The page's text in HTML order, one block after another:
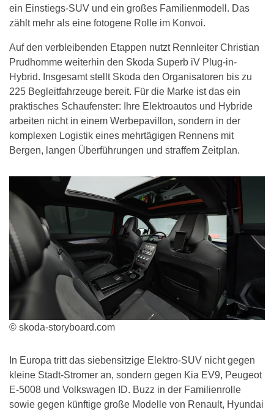
ein Einstiegs-SUV und ein großes Familienmodell. Das
zählt mehr als eine fotogene Rolle im Konvoi.
Auf den verbleibenden Etappen nutzt Rennleiter Christian
Prudhomme weiterhin den Skoda Superb iV Plug-in-
Hybrid. Insgesamt stellt Skoda den Organisatoren bis zu
225 Begleitfahrzeuge bereit. Für die Marke ist das ein
praktisches Schaufenster: Ihre Elektroautos und Hybride
arbeiten nicht in einem Werbepavillon, sondern in der
komplexen Logistik eines mehrtägigen Rennens mit
Bergen, langen Überführungen und straffem Zeitplan.
© skoda-storyboard.com
In Europa tritt das siebensitzige Elektro-SUV nicht gegen
kleine Stadt-Stromer an, sondern gegen Kia EV9, Peugeot
E-5008 und Volkswagen ID. Buzz in der Familienrolle
sowie gegen künftige große Modelle von Renault, Hyundai